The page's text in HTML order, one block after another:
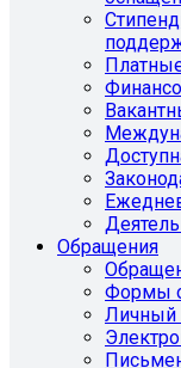
Обращения
Формы
Личный